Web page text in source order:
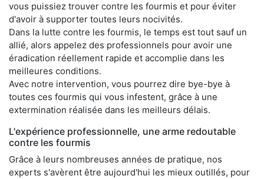
vous puissiez trouver contre les fourmis et pour éviter
d'avoir à supporter toutes leurs nocivités.
Dans la lutte contre les fourmis, le temps est tout sauf un
allié, alors appelez des professionnels pour avoir une
éradication réellement rapide et accomplie dans les
meilleures conditions.
Avec notre intervention, vous pourrez dire bye-bye à
toutes ces fourmis qui vous infestent, grâce à une
extermination réalisée dans les meilleurs délais.
L'expérience professionnelle, une arme redoutable
contre les fourmis
Grâce à leurs nombreuses années de pratique, nos
experts s'avèrent être aujourd'hui les mieux outillés, pour